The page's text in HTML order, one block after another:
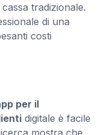
tradizionale.
di una
costi
per il
digitale è facile